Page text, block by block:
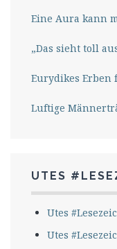
Eine Aura kann
„Das sieht toll
Eurydikes Erben
Luftige
UTES
Utes
Utes